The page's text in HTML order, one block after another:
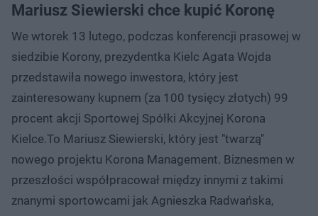
Mariusz Siewierski chce kupić Koronę
We wtorek 13 lutego, podczas konferencji prasowej w
siedzibie Korony, prezydentka Kielc Agata Wojda
przedstawiła nowego inwestora, który jest
zainteresowany kupnem (za 100 tysięcy złotych) 99
procent akcji Sportowej Spółki Akcyjnej Korona
Kielce.To Mariusz Siewierski, który jest "twarzą"
nowego projektu Korona Management. Biznesmen w
przeszłości współpracował między innymi z takimi
znanymi sportowcami jak Agnieszka Radwańska,